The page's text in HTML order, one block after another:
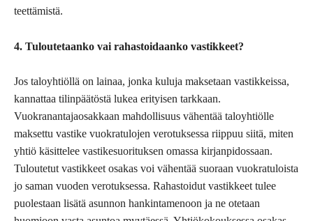
teettämistä.
4. Tuloutetaanko vai rahastoidaanko vastikkeet?
Jos taloyhtiöllä on lainaa, jonka kuluja maksetaan vastikkeissa,
kannattaa tilinpäätöstä lukea erityisen tarkkaan.
Vuokranantajaosakkaan mahdollisuus vähentää taloyhtiölle
maksettu vastike vuokratulojen verotuksessa riippuu siitä, miten
yhtiö käsittelee vastikesuorituksen omassa kirjanpidossaan.
Tuloutetut vastikkeet osakas voi vähentää suoraan vuokratuloista
jo saman vuoden verotuksessa. Rahastoidut vastikkeet tulee
puolestaan lisätä asunnon hankintamenoon ja ne otetaan